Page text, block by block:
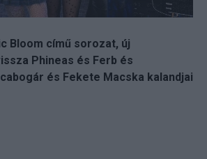
Bloom című sorozat, új
Phineas és Ferb és
és Fekete Macska kalandjai